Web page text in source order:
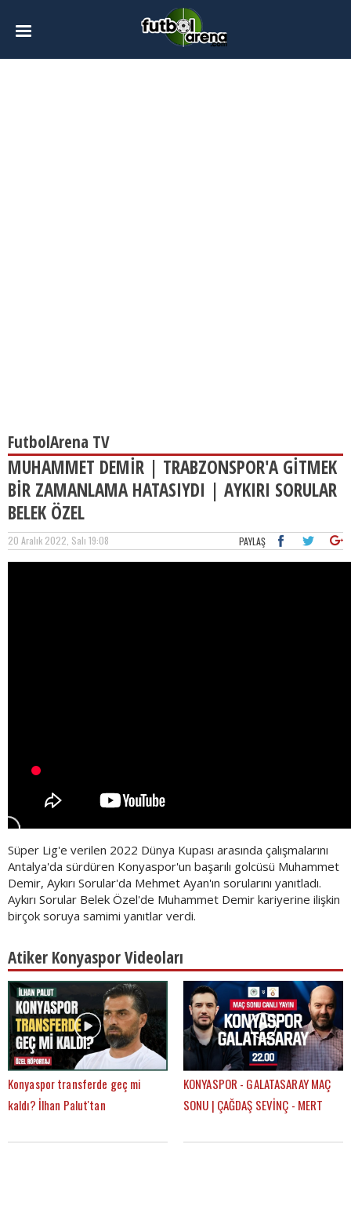
FutbolArena TV
MUHAMMET DEMİR | TRABZONSPOR'A GİTMEK
BİR ZAMANLAMA HATASIYDI | AYKIRI SORULAR
BELEK ÖZEL
20 Aralık 2022, Salı 19:08 PAYLAŞ
Süper Lig'e verilen 2022 Dünya Kupası arasında çalışmalarını
Antalya'da sürdüren Konyaspor'un başarılı golcüsü Muhammet
Demir, Aykırı Sorular'da Mehmet Ayan'ın sorularını yanıtladı.
Aykırı Sorular Belek Özel'de Muhammet Demir kariyerine ilişkin
birçok soruya samimi yanıtlar verdi.
Atiker Konyaspor Videoları
Konyaspor transferde geç mi
kaldı? İlhan Palut'tan
KONYASPOR - GALATASARAY MAÇ
SONU | ÇAĞDAŞ SEVİNÇ - MERT